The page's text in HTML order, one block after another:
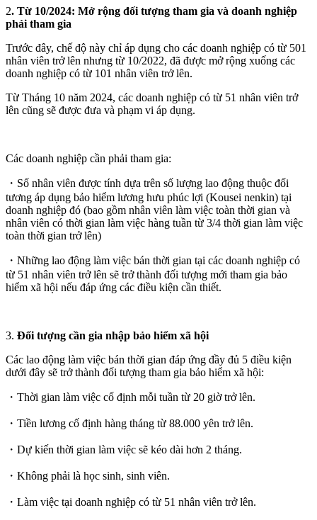
2. Từ 10/2024: Mở rộng đối tượng tham gia và doanh nghiệp
phải tham gia
Trước đây, chế độ này chỉ áp dụng cho các doanh nghiệp có từ 501
nhân viên trở lên nhưng từ 10/2022, đã được mở rộng xuống các
doanh nghiệp có từ 101 nhân viên trở lên.
Từ Tháng 10 năm 2024, các doanh nghiệp có từ 51 nhân viên trở
lên cũng sẽ được đưa và phạm vi áp dụng.
Các doanh nghiệp cần phải tham gia:
・Số nhân viên được tính dựa trên số lượng lao động thuộc đối
tương áp dụng bảo hiểm lương hưu phúc lợi (Kousei nenkin) tại
doanh nghiệp đó (bao gồm nhân viên làm việc toàn thời gian và
nhân viên có thời gian làm việc hàng tuần từ 3/4 thời gian làm việc
toàn thời gian trở lên)
・Những lao động làm việc bán thời gian tại các doanh nghiệp có
từ 51 nhân viên trở lên sẽ trở thành đối tượng mới tham gia bảo
hiểm xã hội nếu đáp ứng các điều kiện cần thiết.
3. Đối tượng cần gia nhập bảo hiểm xã hội
Các lao động làm việc bán thời gian đáp ứng đầy đủ 5 điều kiện
dưới đây sẽ trở thành đối tượng tham gia bảo hiểm xã hội:
・Thời gian làm việc cố định mỗi tuần từ 20 giờ trở lên.
・Tiền lương cố định hàng tháng từ 88.000 yên trở lên.
・Dự kiến thời gian làm việc sẽ kéo dài hơn 2 tháng.
・Không phải là học sinh, sinh viên.
・Làm việc tại doanh nghiệp có từ 51 nhân viên trở lên.